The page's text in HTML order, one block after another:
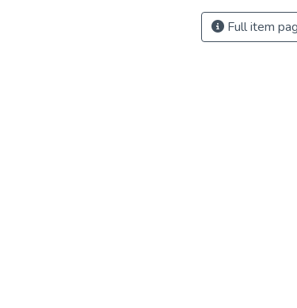
Full item